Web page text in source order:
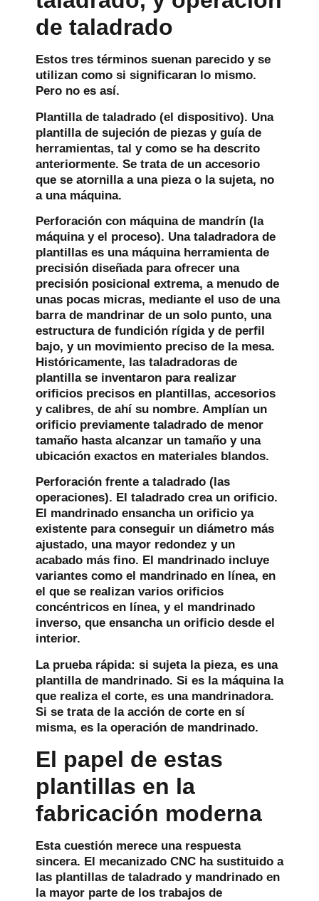
de taladrado
Estos tres términos suenan parecido y se
utilizan como si significaran lo mismo.
Pero no es así.
Plantilla de taladrado (el dispositivo). Una
plantilla de sujeción de piezas y guía de
herramientas, tal y como se ha descrito
anteriormente. Se trata de un accesorio
que se atornilla a una pieza o la sujeta, no
a una máquina.
Perforación con máquina de mandrín (la
máquina y el proceso). Una taladradora de
plantillas es una máquina herramienta de
precisión diseñada para ofrecer una
precisión posicional extrema, a menudo de
unas pocas micras, mediante el uso de una
barra de mandrinar de un solo punto, una
estructura de fundición rígida y de perfil
bajo, y un movimiento preciso de la mesa.
Históricamente, las taladradoras de
plantilla se inventaron para realizar
orificios precisos en plantillas, accesorios
y calibres, de ahí su nombre. Amplían un
orificio previamente taladrado de menor
tamaño hasta alcanzar un tamaño y una
ubicación exactos en materiales blandos.
Perforación frente a taladrado (las
operaciones). El taladrado crea un orificio.
El mandrinado ensancha un orificio ya
existente para conseguir un diámetro más
ajustado, una mayor redondez y un
acabado más fino. El mandrinado incluye
variantes como el mandrinado en línea, en
el que se realizan varios orificios
concéntricos en línea, y el mandrinado
inverso, que ensancha un orificio desde el
interior.
La prueba rápida: si sujeta la pieza, es una
plantilla de mandrinado. Si es la máquina la
que realiza el corte, es una mandrinadora.
Si se trata de la acción de corte en sí
misma, es la operación de mandrinado.
El papel de estas
plantillas en la
fabricación moderna
Esta cuestión merece una respuesta
sincera. El mecanizado CNC ha sustituido a
las plantillas de taladrado y mandrinado en
la mayor parte de los trabajos de